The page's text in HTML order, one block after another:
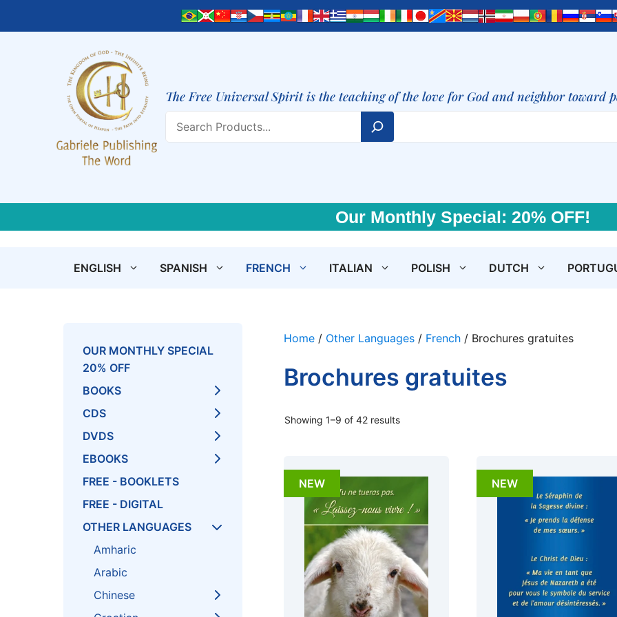
The Free Universal Spirit is the teaching of the love for God and neighbor toward
Our Monthly Special: 20% OFF!
ENGLISH SPANISH FRENCH ITALIAN POLISH DUTCH
Home / Other Languages / French / Brochures gratuites
Brochures gratuites
Showing 1–9 of 42 results
NEW NEW
OUR MONTHLY SPECIAL
20% OFF
BOOKS
CDS
DVDS
EBOOKS
FREE - BOOKLETS
FREE - DIGITAL
OTHER LANGUAGES
Amharic
Arabic
Chinese